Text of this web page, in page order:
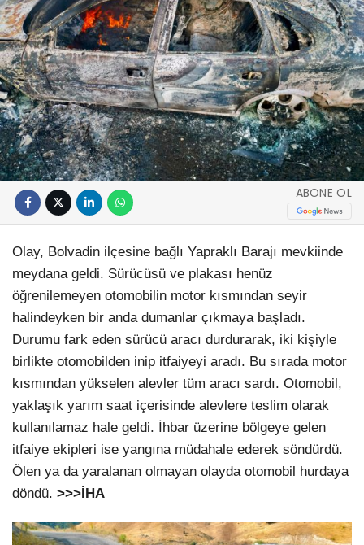
ABONE OL
Olay, Bolvadin ilçesine bağlı Yapraklı Barajı mevkiinde
meydana geldi. Sürücüsü ve plakası henüz
öğrenilemeyen otomobilin motor kısmından seyir
halindeyken bir anda dumanlar çıkmaya başladı.
Durumu fark eden sürücü aracı durdurarak, iki kişiyle
birlikte otomobilden inip itfaiyeyi aradı. Bu sırada motor
kısmından yükselen alevler tüm aracı sardı. Otomobil,
yaklaşık yarım saat içerisinde alevlere teslim olarak
kullanılamaz hale geldi. İhbar üzerine bölgeye gelen
itfaiye ekipleri ise yangına müdahale ederek söndürdü.
Ölen ya da yaralanan olmayan olayda otomobil hurdaya
döndü. >>>İHA